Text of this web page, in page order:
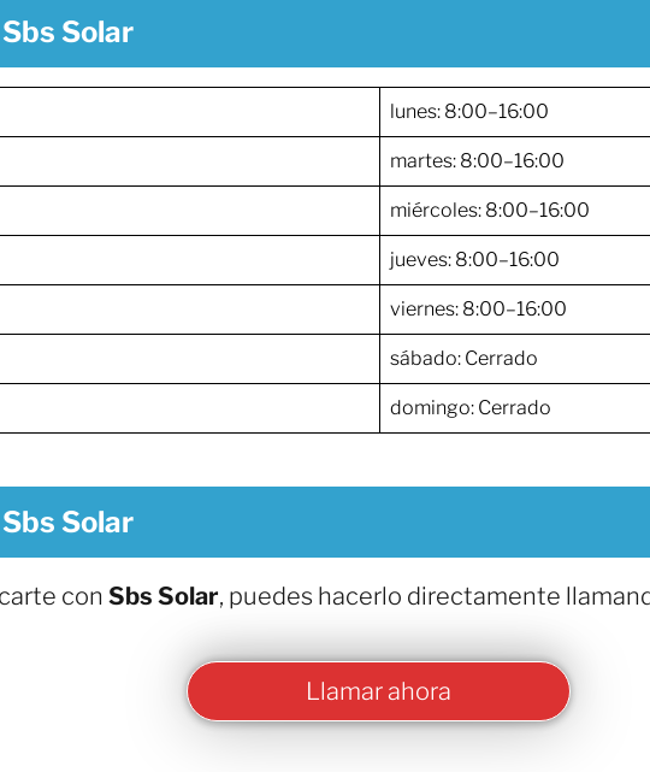
Solar
lunes: 8:00–16:00
martes: 8:00–16:00
miércoles: 8:00–16:00
jueves: 8:00–16:00
viernes: 8:00–16:00
sábado: Cerrado
domingo: Cerrado
Solar
con Sbs Solar, puedes hacerlo directamente
Llamar ahora